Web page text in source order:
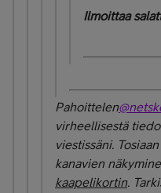
Ilmoittaa
Pahoittelen
virheellisestä
viestissäni.
kanavien
kaapelikortin.